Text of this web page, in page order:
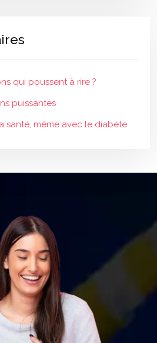
qui poussent à rire ?
puissantes
santé, même avec le diabète